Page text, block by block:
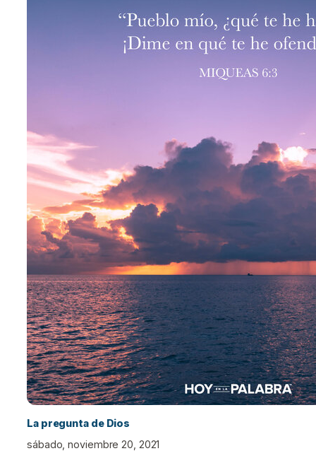
La pregunta de Dios
sábado, noviembre 20, 2021